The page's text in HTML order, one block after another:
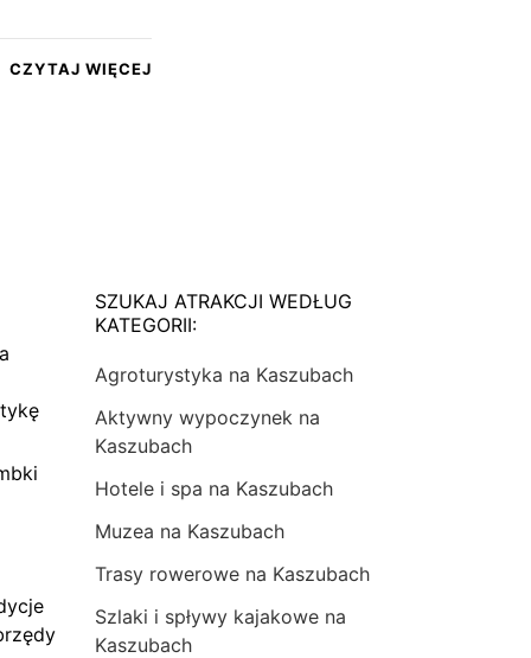
CZYTAJ WIĘCEJ
SZUKAJ ATRAKCJI WEDŁUG
KATEGORII:
Agroturystyka na Kaszubach
Aktywny wypoczynek na
Kaszubach
Hotele i spa na Kaszubach
Muzea na Kaszubach
Trasy rowerowe na Kaszubach
Szlaki i spływy kajakowe na
Kaszubach